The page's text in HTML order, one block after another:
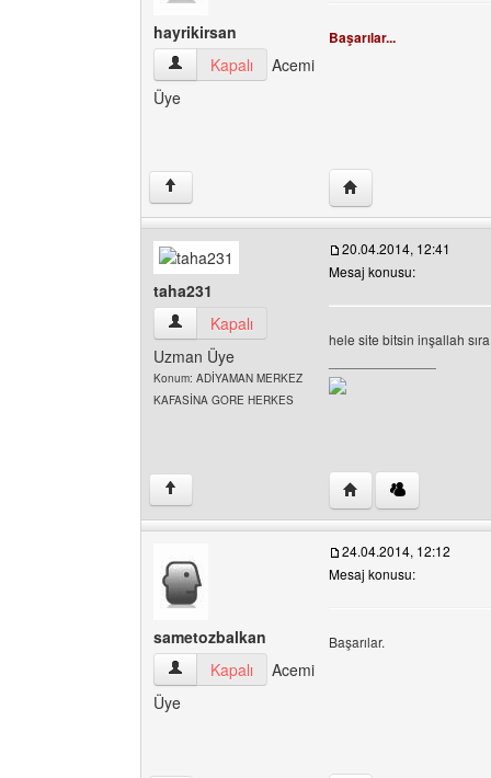
hayrikirsan
hayrikirsan Kullanıcının profilini görüntüle
Kapalı
Acemi
Üye
Başarılar...
↑ Yazarın web sitesini
taha231
taha231 Kullanıcının profilini görüntüle
Kapalı
Uzman Üye
Konum: ADİYAMAN MERKEZ
KAFASİNA GORE HERKES
20.04.2014, 12:41
Mesaj konusu:
hele site bitsin inşallah
↑ Yazarın web sitesini
sametozbalkan
sametozbalkan Kullanıcının profilini görüntüle
Kapalı
Acemi
Üye
24.04.2014, 12:12
Mesaj konusu:
Başarılar.